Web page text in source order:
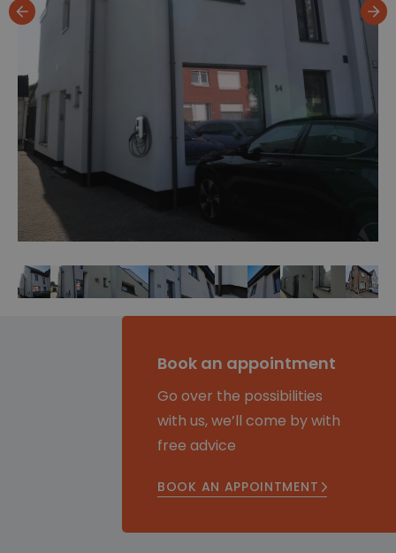
Book an appointment
Go over the possibilities
with us, we’ll come by with
free advice
BOOK AN APPOINTMENT